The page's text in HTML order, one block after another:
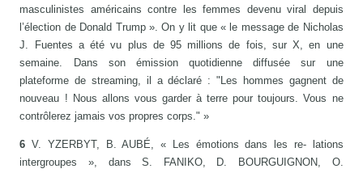
masculinistes américains contre les femmes devenu viral depuis
l’élection de Donald Trump ». On y lit que « le message de Nicholas
J. Fuentes a été vu plus de 95 millions de fois, sur X, en une
semaine. Dans son émission quotidienne diffusée sur une
plateforme de streaming, il a déclaré : "Les hommes gagnent de
nouveau ! Nous allons vous garder à terre pour toujours. Vous ne
contrôlerez jamais vos propres corps." »
6V. YZERBYT, B. AUBÉ, « Les émotions dans les re- lations
intergroupes », dans S. FANIKO, D. BOURGUIGNON, O.